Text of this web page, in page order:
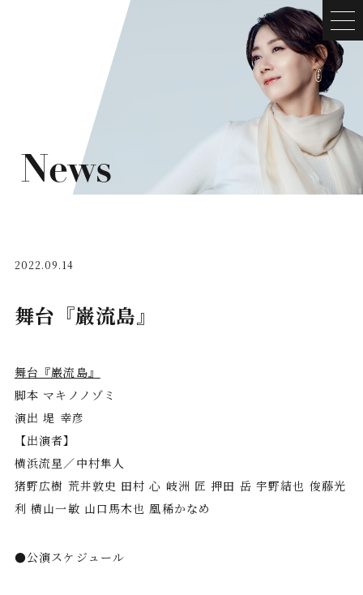
News
2022.09.14
舞台『巌流島』
舞台『巌流島』
脚本 マキノノゾミ
演出 堤 幸彦
【出演者】
横浜流星／中村隼人
猪野広樹 荒井敦史 田村 心 岐洲 匠 押田 岳 宇野結也 俊藤光
利 横山一敏 山口馬木也 凰稀かなめ
●公演スケジュール